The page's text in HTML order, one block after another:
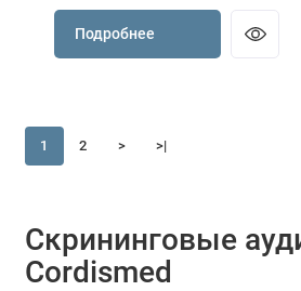
Подробнее
1 2 > >|
Скрининговые
Cordismed